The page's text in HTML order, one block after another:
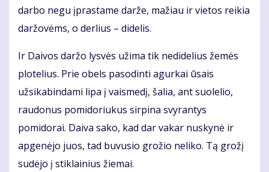
darbo negu įprastame darže, mažiau ir vietos reikia
daržovėms, o derlius – didelis.
Ir Daivos daržo lysvės užima tik nedidelius žemės
plotelius. Prie obels pasodinti agurkai ūsais
užsikabindami lipa į vaismedį, šalia, ant suolelio,
raudonus pomidoriukus sirpina svyrantys
pomidorai. Daiva sako, kad dar vakar nuskynė ir
apgenėjo juos, tad buvusio grožio neliko. Tą grožį
sudėjo į stiklainius žiemai.